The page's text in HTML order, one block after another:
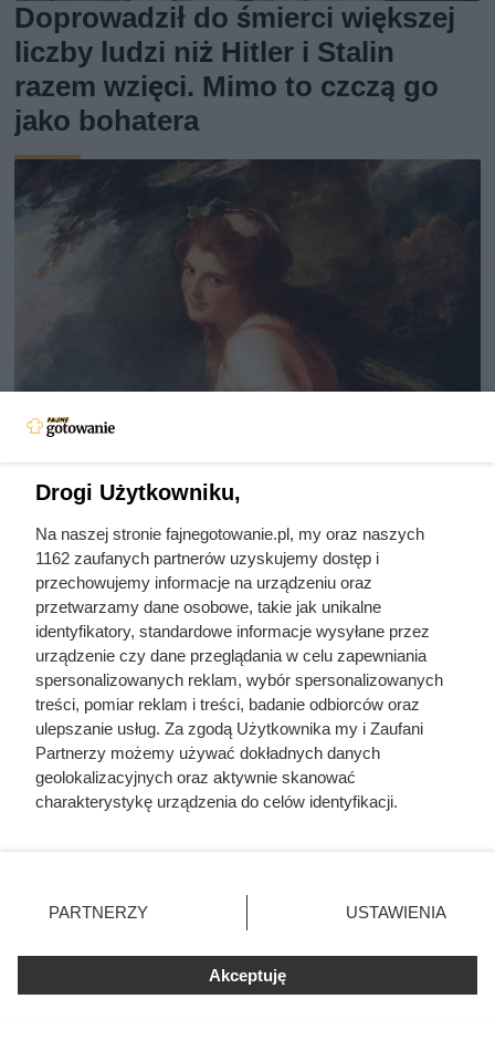
Doprowadził do śmierci większej
liczby ludzi niż Hitler i Stalin
razem wzięci. Mimo to czczą go
jako bohatera
Traktowali ją jak zabawkę i
przekazywali z rąk do rąk.
Niewiarygodne losy słynnej
skandalistki
Na ile naprawdę wystarcza tona
Drogi Użytkowniku,
Na naszej stronie fajnegotowanie.pl, my oraz naszych
1162 zaufanych partnerów uzyskujemy dostęp i
przechowujemy informacje na urządzeniu oraz
przetwarzamy dane osobowe, takie jak unikalne
identyfikatory, standardowe informacje wysyłane przez
urządzenie czy dane przeglądania w celu zapewniania
spersonalizowanych reklam, wybór spersonalizowanych
treści, pomiar reklam i treści, badanie odbiorców oraz
ulepszanie usług. Za zgodą Użytkownika my i Zaufani
Partnerzy możemy używać dokładnych danych
geolokalizacyjnych oraz aktywnie skanować
charakterystykę urządzenia do celów identyfikacji.
zmienić/wycofać klikając przycisk ustawień prywatności
znajdujący się w lewym dolnym rogu strony
rodzaje przetwarzania danych nie wymagają zgody
użytkownika, ale masz prawo sprzeciwić się takiemu
przetwarzaniu. Preferencje będą miały zastosowania tylko
PARTNERZY USTAWIENIA
Akceptuję